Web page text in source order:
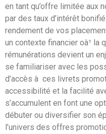
en tant qu’offre limitée aux
par des taux d’intérêt
rendement de vos
un contexte financier oà¹ la
rémunérations devient un
se familiariser avec les
d’accès à ces livrets
accessibilité et la facilité
s’accumulent en font une
débuter ou diversifier son
l’univers des offres